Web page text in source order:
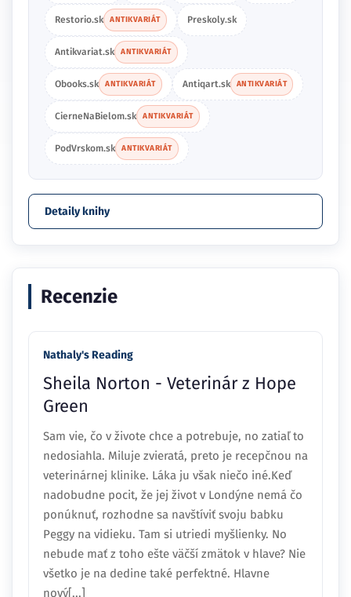
Restorio.sk ANTIKVARIÁT Preskoly.sk
Antikvariat.sk ANTIKVARIÁT
Obooks.sk ANTIKVARIÁT Antiqart.sk ANTIKVARIÁT
CierneNaBielom.sk ANTIKVARIÁT
PodVrskom.sk ANTIKVARIÁT
Detaily knihy
Recenzie
Nathaly's Reading
Sheila Norton - Veterinár z Hope
Green
Sam vie, čo v živote chce a potrebuje, no zatiaľ to
nedosiahla. Miluje zvieratá, preto je recepčnou na
veterinárnej klinike. Láka ju však niečo iné.Keď
nadobudne pocit, že jej život v Londýne nemá čo
ponúknuť, rozhodne sa navštíviť svoju babku
Peggy na vidieku. Tam si utriedi myšlienky. No
nebude mať z toho ešte väčší zmätok v hlave? Nie
všetko je na dedine také perfektné. Hlavne
nový[...]